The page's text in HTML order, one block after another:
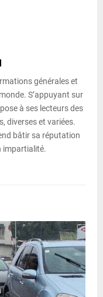
générales et
S’appuyant sur
à ses lecteurs des
diverses et variées.
bâtir sa réputation
impartialité.